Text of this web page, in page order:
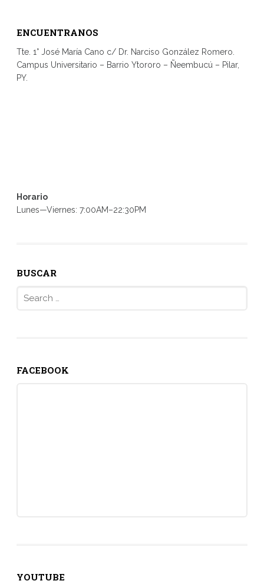
ENCUENTRANOS
Tte. 1° José María Cano c/ Dr. Narciso González Romero.
Campus Universitario – Barrio Ytororo – Ñeembucú – Pilar,
PY.
Horario
Lunes—Viernes: 7:00AM–22:30PM
BUSCAR
FACEBOOK
YOUTUBE